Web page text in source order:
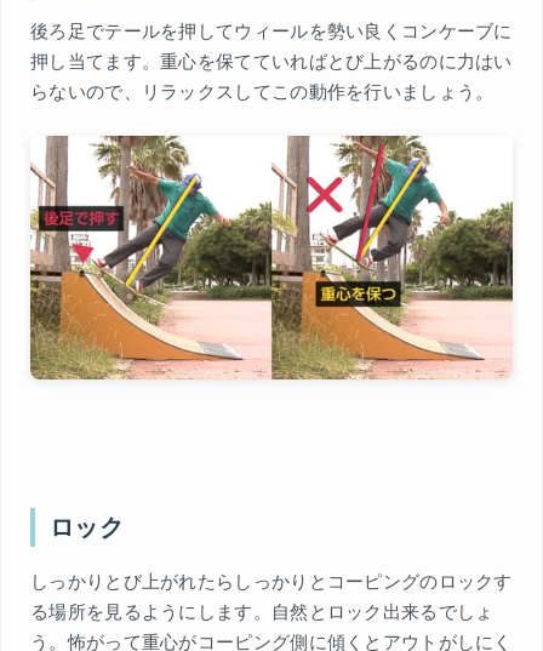
後ろ足でテールを押してウィールを勢い良くコンケーブに
押し当てます。重心を保てていればとび上がるのに力はい
らないので、リラックスしてこの動作を行いましょう。
ロック
しっかりとび上がれたらしっかりとコーピングのロックす
る場所を見るようにします。自然とロック出来るでしょ
う。怖がって重心がコーピング側に傾くとアウトがしにく